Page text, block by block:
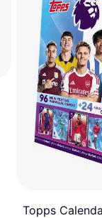
Topps